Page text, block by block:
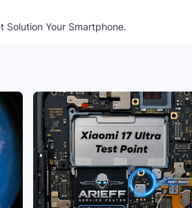
Solution Your Smartphone.